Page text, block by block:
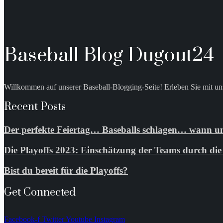
Baseball Blog Dugout24
Willkommen auf unserer Baseball-Blogging-Seite! Erleben Sie mit
Recent Posts
Der perfekte Feiertag… Baseballs schlagen… wann
Die Playoffs 2023: Einschätzung der Teams durch
Bist du bereit für die Playoffs?
Get Connected
Facebook-f TwitterYoutube Instagram